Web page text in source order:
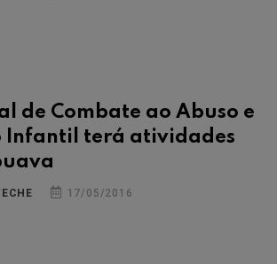
de Combate ao Abuso e
Infantil terá atividades
17/05/2016